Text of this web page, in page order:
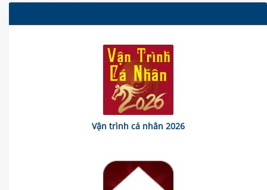
Vận trình cá nhân 2026